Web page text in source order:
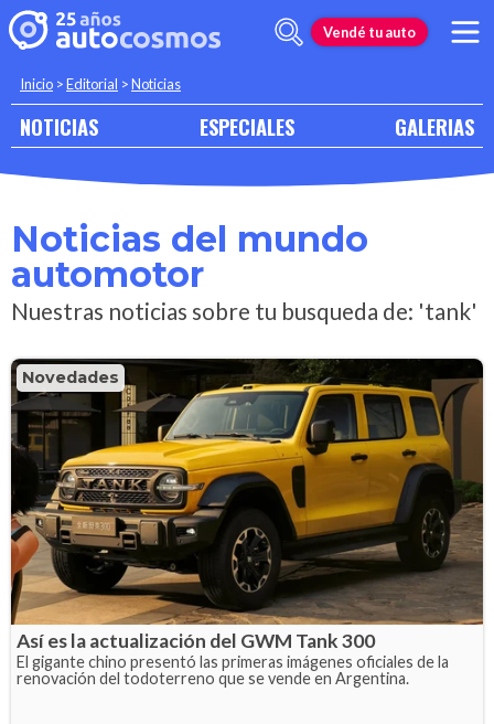
Vendé tu auto
Inicio >Editorial >Noticias
NOTICIAS ESPECIALES GALERIAS
Noticias del mundo
automotor
Nuestras noticias sobre tu busqueda de: 'tank'
Novedades
Así es la actualización del GWM Tank 300
El gigante chino presentó las primeras imágenes oficiales de la
renovación del todoterreno que se vende en Argentina.